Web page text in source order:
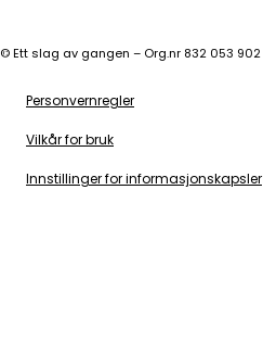
©Ett slag av gangen – Org.nr 832 053 902
Personvernregler
Vilkår for bruk
Innstillinger for informasjonskapsler